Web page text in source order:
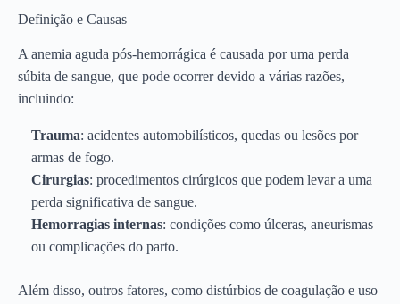
Definição e Causas
A anemia aguda pós-hemorrágica é causada por uma perda
súbita de sangue, que pode ocorrer devido a várias razões,
incluindo:
Trauma: acidentes automobilísticos, quedas ou lesões por
armas de fogo.
Cirurgias: procedimentos cirúrgicos que podem levar a uma
perda significativa de sangue.
Hemorragias internas: condições como úlceras, aneurismas
ou complicações do parto.
Além disso, outros fatores, como distúrbios de coagulação e uso